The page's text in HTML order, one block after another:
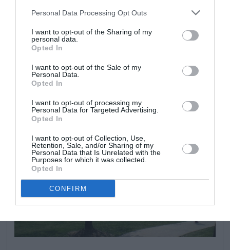
Personal Data Processing Opt Outs
I want to opt-out of the Sharing of my
personal data.
Opted In
I want to opt-out of the Sale of my
Personal Data.
Opted In
I want to opt-out of processing my
Personal Data for Targeted Advertising.
Opted In
I want to opt-out of Collection, Use,
Retention, Sale, and/or Sharing of my
Personal Data that Is Unrelated with the
Purposes for which it was collected.
Opted In
CONFIRM
arboles jóvenes y recién trasplantados, los arboles
adultos necesitan menos riegos. En otoño e invierno
necesitan poco riego, el árbol entra en reposo
vegetativo durante el invierno.